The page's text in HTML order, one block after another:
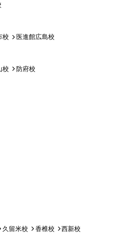
校 医進館広島校
校 防府校
久留米校 香椎校
西新校